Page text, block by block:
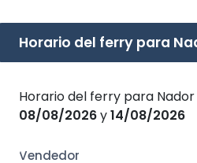
Horario del ferry para
Horario del ferry para
08/08/2026y14/08/2026